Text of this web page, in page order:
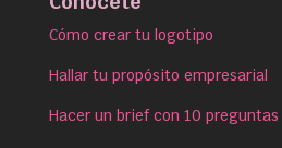
Cómo crear tu logotipo
Hallar tu propósito empresarial
Hacer un brief con 10 preguntas